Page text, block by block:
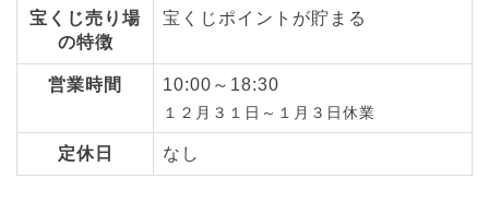
宝くじ売り場
の特徴
宝くじポイントが貯まる
営業時間 10:00～18:30
１２月３１日～１月３日休業
定休日 なし